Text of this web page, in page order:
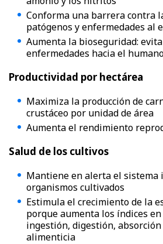
Conforma una barrera contra
patógenos y enfermedades al
Aumenta la bioseguridad:
enfermedades hacia el
Productividad por hectárea
Maximiza la producción de
crustáceo por unidad de área
Aumenta el rendimiento
Salud de los cultivos
Mantiene en alerta el sistema
organismos cultivados
Estimula el crecimiento de la
porque aumenta los índices
ingestión, digestión,
alimenticia